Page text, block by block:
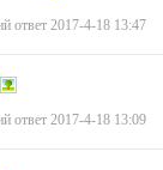
ответ 2017-4-18 13:47
ответ 2017-4-18 13:09